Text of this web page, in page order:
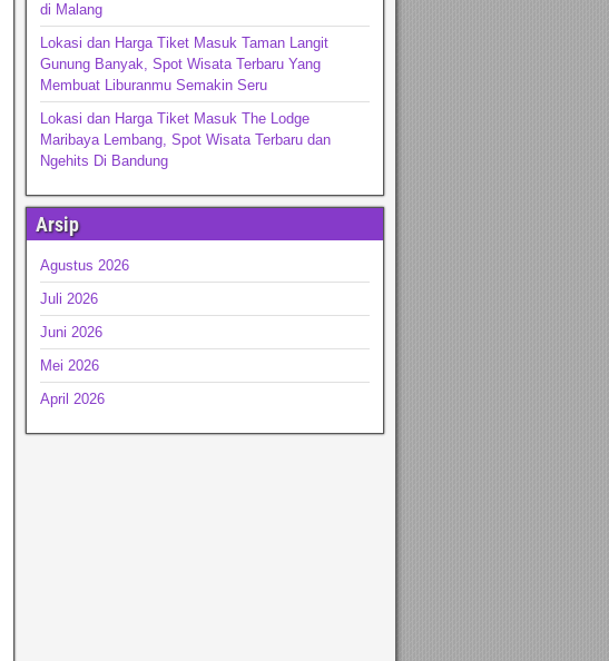
di Malang
Lokasi dan Harga Tiket Masuk Taman Langit
Gunung Banyak, Spot Wisata Terbaru Yang
Membuat Liburanmu Semakin Seru
Lokasi dan Harga Tiket Masuk The Lodge
Maribaya Lembang, Spot Wisata Terbaru dan
Ngehits Di Bandung
Arsip
Agustus 2026
Juli 2026
Juni 2026
Mei 2026
April 2026